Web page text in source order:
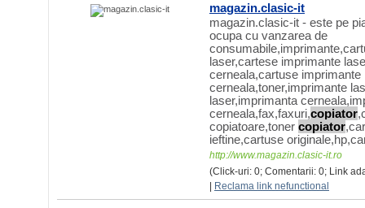
magazin.clasic-it
magazin.clasic-it - este pe
ocupa cu vanzarea de
laser,cartese imprimante
cerneala,cartuse imprimante
cerneala,toner,imprimante
laser,imprimanta
cerneala,fax,faxuri,copiator
copiatoare,toner copiator
ieftine,cartuse
http://www.magazin.clasic-it.ro
(Click-uri: 0; Comentarii: 0; Link
Reclama link nefunctional